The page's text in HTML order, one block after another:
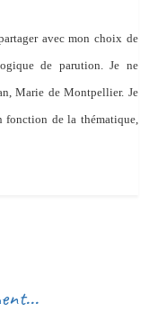
avec mon choix de
de parution. Je ne
Marie de Montpellier. Je
de la thématique,